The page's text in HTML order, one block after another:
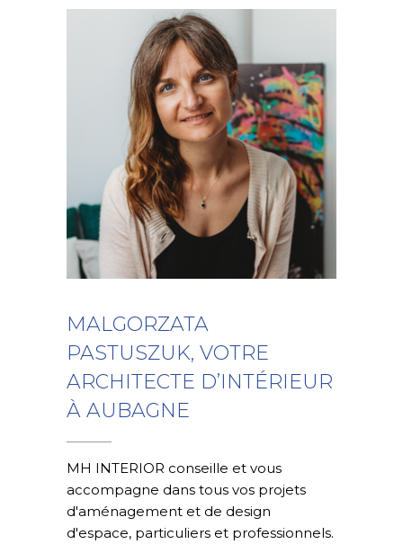
MALGORZATA
PASTUSZUK, VOTRE
ARCHITECTE D’INTÉRIEUR
À AUBAGNE
MH INTERIOR conseille et vous
accompagne dans tous vos projets
d'aménagement et de design
d'espace, particuliers et professionnels.